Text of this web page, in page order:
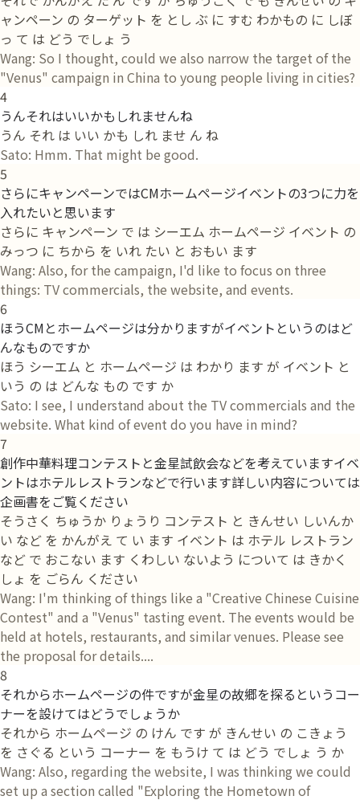
ャンペーン の ターゲット を とし ぶ に すむ わかもの に しぼ
っ て は どう でしょ う
Wang: So I thought, could we also narrow the target of the
"Venus" campaign in China to young people living in cities?
4
うんそれはいいかもしれませんね
うん それ は いい かも しれ ませ ん ね
Sato: Hmm. That might be good.
5
さらにキャンペーンではCMホームページイベントの3つに力を
入れたいと思います
さらに キャンペーン で は シーエム ホームページ イベント の
みっつ に ちから を いれ たい と おもい ます
Wang: Also, for the campaign, I'd like to focus on three
things: TV commercials, the website, and events.
6
ほうCMとホームページは分かりますがイベントというのはど
んなものですか
ほう シーエム と ホームページ は わかり ます が イベント と
いう の は どんな もの です か
Sato: I see, I understand about the TV commercials and the
website. What kind of event do you have in mind?
7
創作中華料理コンテストと金星試飲会などを考えていますイベ
ントはホテルレストランなどで行います詳しい内容については
企画書をご覧ください
そうさく ちゅうか りょうり コンテスト と きんせい しいんか
い など を かんがえ て い ます イベント は ホテル レストラン
など で おこない ます くわしい ないよう について は きかく
しょ を ごらん ください
Wang: I'm thinking of things like a "Creative Chinese Cuisine
Contest" and a "Venus" tasting event. The events would be
held at hotels, restaurants, and similar venues. Please see
the proposal for details....
8
それからホームページの件ですが金星の故郷を探るというコー
ナーを設けてはどうでしょうか
それから ホームページ の けん です が きんせい の こきょう
を さぐる という コーナー を もうけ て は どう でしょ う か
Wang: Also, regarding the website, I was thinking we could
set up a section called "Exploring the Hometown of